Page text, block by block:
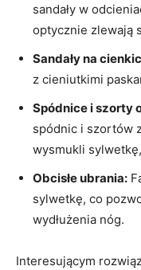
sandały w
optycznie zlewają
Sandały na
z cieniutkimi
Spódnice i szorty
spódnic i szortów
wysmukli
Obcisłe ubrania:
sylwetkę, co
wydłużenia nóg.
Interesującym